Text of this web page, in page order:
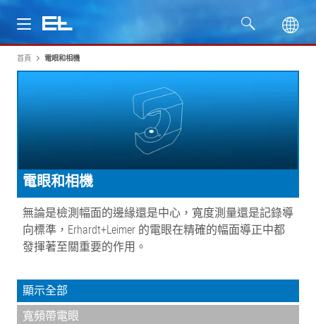
產品
公司
首頁 電眼和相機
電眼和相機
無論是檢測幅面的邊緣還是中心，寬度測量還是記錄導
向標準，Erhardt+Leimer 的電眼在精確的幅面導正中都
發揮著至關重要的作用。
顯示全部
寬頻帶電眼